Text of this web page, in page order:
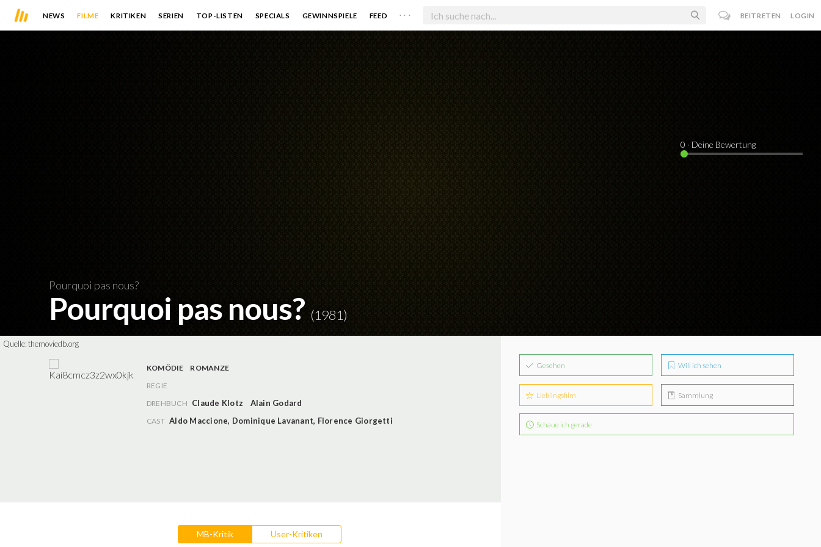
NEWS FILME KRITIKEN SERIEN TOP-LISTEN SPECIALS GEWINNSPIELE FEED . . . BEITRETEN LOGIN
Pourquoi pas nous?
Pourquoi pas nous? (1981)
0 · Deine Bewertung
Quelle:themoviedb.org
KOMÖDIE
ROMANZE
REGIE
DREHBUCH Claude Klotz Alain Godard
CAST Aldo Maccione, Dominique Lavanant, Florence Giorgetti
MB-Kritik User-Kritiken
Gesehen Will ich sehen
Lieblingsfilm Sammlung
Schaue ich gerade